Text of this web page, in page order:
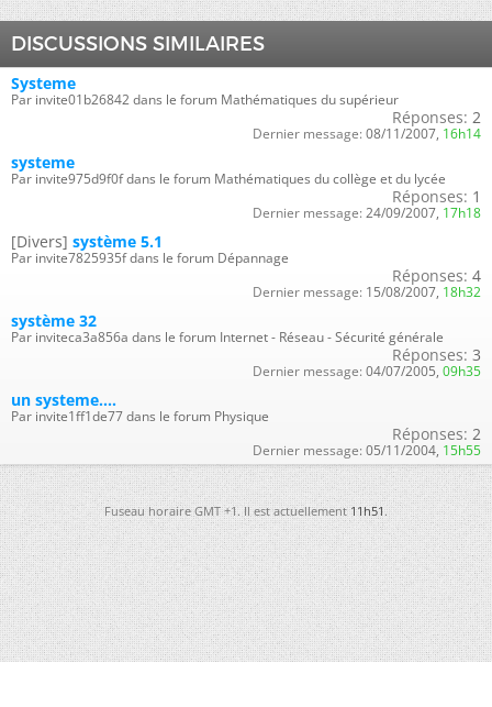
DISCUSSIONS SIMILAIRES
Systeme
Par invite01b26842 dans le forum Mathématiques du supérieur
Réponses: 2
Dernier message: 08/11/2007, 16h14
systeme
Par invite975d9f0f dans le forum Mathématiques du collège et du lycée
Réponses: 1
Dernier message: 24/09/2007, 17h18
[Divers] système 5.1
Par invite7825935f dans le forum Dépannage
Réponses: 4
Dernier message: 15/08/2007, 18h32
système 32
Par inviteca3a856a dans le forum Internet - Réseau - Sécurité générale
Réponses: 3
Dernier message: 04/07/2005, 09h35
un systeme....
Par invite1ff1de77 dans le forum Physique
Réponses: 2
Dernier message: 05/11/2004, 15h55
Fuseau horaire GMT +1. Il est actuellement11h51.